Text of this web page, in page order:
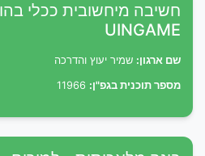
חשיבה מיחשובית ככלי
UINGAME
שם ארגון: שמיר יעוץ והדרכה
מספר תוכנית בגפ"ן: